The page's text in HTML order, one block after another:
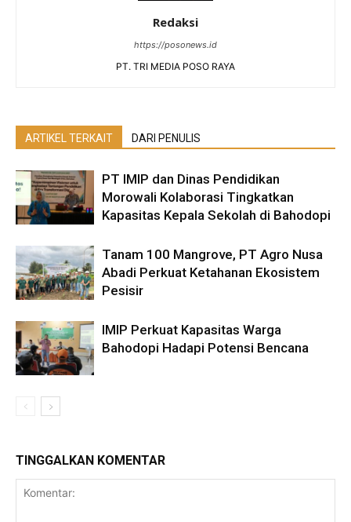
Redaksi
https://posonews.id
PT. TRI MEDIA POSO RAYA
ARTIKEL TERKAIT DARI PENULIS
PT IMIP dan Dinas Pendidikan
Morowali Kolaborasi Tingkatkan
Kapasitas Kepala Sekolah di Bahodopi
Tanam 100 Mangrove, PT Agro Nusa
Abadi Perkuat Ketahanan Ekosistem
Pesisir
IMIP Perkuat Kapasitas Warga
Bahodopi Hadapi Potensi Bencana
TINGGALKAN KOMENTAR